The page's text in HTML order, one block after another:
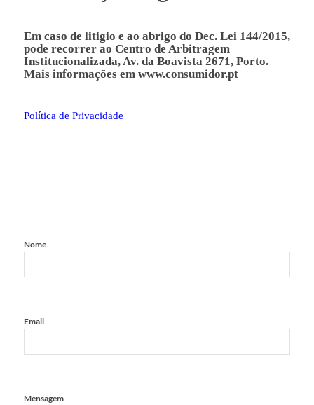
Em caso de litigio e ao abrigo do Dec. Lei 144/2015,
pode recorrer ao Centro de Arbitragem
Institucionalizada, Av. da Boavista 2671, Porto.
Mais informações em www.consumidor.pt
Política de Privacidade
Nome
Email
Mensagem